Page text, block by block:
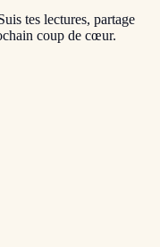
tes lectures, partage
coup de cœur.